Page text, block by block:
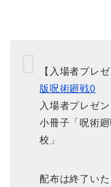
【入場者プレ
版呪術廻戦0
入場者プレゼン
小冊子「呪術
校」
配布は終了いた